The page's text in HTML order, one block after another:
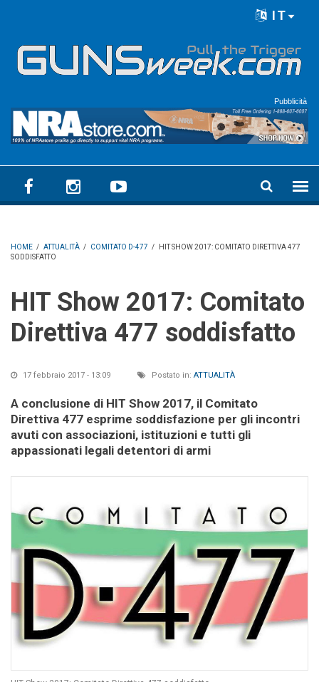
IT
Pubblicità
HOME / ATTUALITÀ / COMITATO D-477 /
HIT SHOW 2017: COMITATO DIRETTIVA 477
SODDISFATTO
HIT Show 2017: Comitato
Direttiva 477 soddisfatto
17 febbraio 2017 - 13:09 Postato in: ATTUALITÀ
A conclusione di HIT Show 2017, il Comitato
Direttiva 477 esprime soddisfazione per gli incontri
avuti con associazioni, istituzioni e tutti gli
appassionati legali detentori di armi